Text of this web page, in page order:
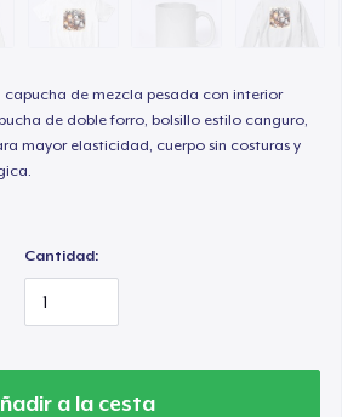
de mezcla pesada con interior
de doble forro, bolsillo estilo canguro,
mayor elasticidad, cuerpo sin costuras y
Cantidad:
a la cesta